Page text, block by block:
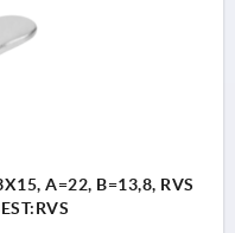
A=22, B=13,8, RVS